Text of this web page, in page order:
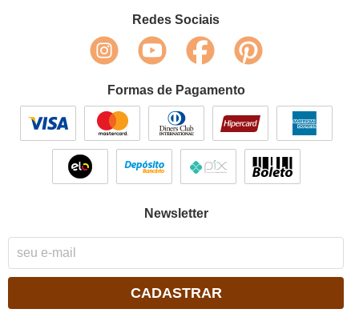
Redes Sociais
Formas de Pagamento
Newsletter
CADASTRAR